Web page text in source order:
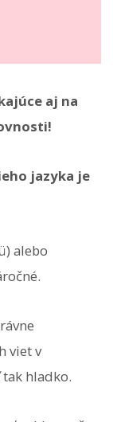
aj na
jazyka je
alebo
viet v
hladko.